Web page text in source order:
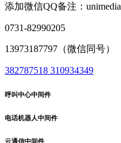
添加微信QQ备注：unimedia
0731-82990205
13973187797（微信同号）
382787518 310934349
呼叫中心中间件
电话机器人中间件
云通信中间件